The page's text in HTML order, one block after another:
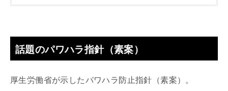
話題のパワハラ指針（素案）
厚生労働省が示したパワハラ防止指針（素案）。